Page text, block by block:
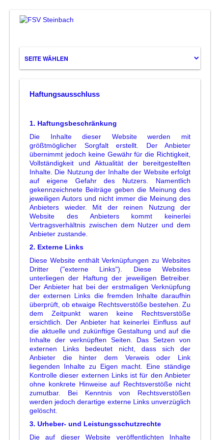
Haftungsausschluss
1. Haftungsbeschränkung
Die Inhalte dieser Website werden mit
größtmöglicher Sorgfalt erstellt. Der Anbieter
übernimmt jedoch keine Gewähr für die Richtigkeit,
Vollständigkeit und Aktualität der bereitgestellten
Inhalte. Die Nutzung der Inhalte der Website erfolgt
auf eigene Gefahr des Nutzers. Namentlich
gekennzeichnete Beiträge geben die Meinung des
jeweiligen Autors und nicht immer die Meinung des
Anbieters wieder. Mit der reinen Nutzung der
Website des Anbieters kommt keinerlei
Vertragsverhältnis zwischen dem Nutzer und dem
Anbieter zustande.
2. Externe Links
Diese Website enthält Verknüpfungen zu Websites
Dritter ("externe Links"). Diese Websites
unterliegen der Haftung der jeweiligen Betreiber.
Der Anbieter hat bei der erstmaligen Verknüpfung
der externen Links die fremden Inhalte daraufhin
überprüft, ob etwaige Rechtsverstöße bestehen. Zu
dem Zeitpunkt waren keine Rechtsverstöße
ersichtlich. Der Anbieter hat keinerlei Einfluss auf
die aktuelle und zukünftige Gestaltung und auf die
Inhalte der verknüpften Seiten. Das Setzen von
externen Links bedeutet nicht, dass sich der
Anbieter die hinter dem Verweis oder Link
liegenden Inhalte zu Eigen macht. Eine ständige
Kontrolle dieser externen Links ist für den Anbieter
ohne konkrete Hinweise auf Rechtsverstöße nicht
zumutbar. Bei Kenntnis von Rechtsverstößen
werden jedoch derartige externe Links unverzüglich
gelöscht.
3. Urheber- und Leistungsschutzrechte
Die auf dieser Website veröffentlichten Inhalte